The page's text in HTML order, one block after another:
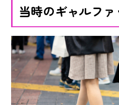
当時のギャルフ